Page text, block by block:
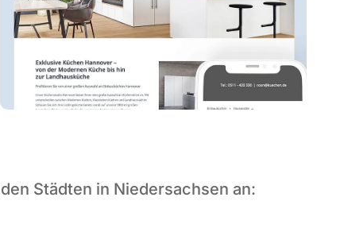
Städten in Niedersachsen an: